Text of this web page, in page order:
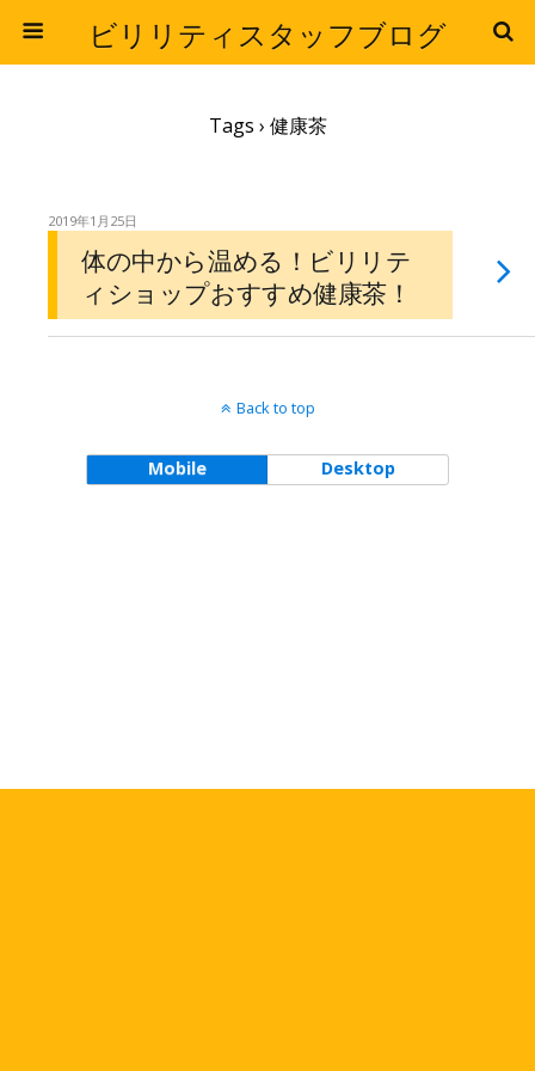
ビリリティスタッフブログ
Tags › 健康茶
2019年1月25日
体の中から温める！ビリリテ
ィショップおすすめ健康茶！
Back to top
Mobile Desktop